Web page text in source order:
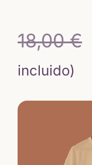
18,00€
incluido)